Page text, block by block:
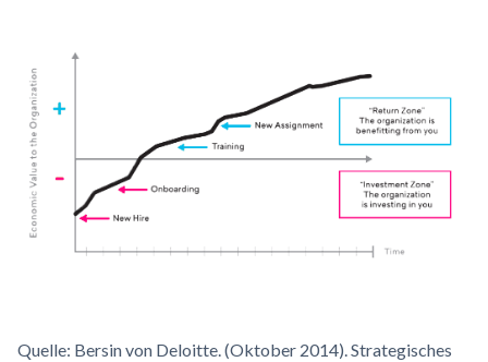
Quelle: Bersin von Deloitte. (Oktober 2014). Strategisches